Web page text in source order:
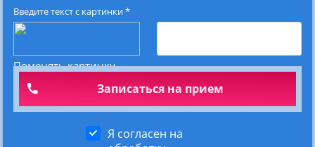
Введите текст с картинки*
Поменять картинку
Я согласен на